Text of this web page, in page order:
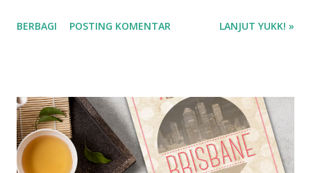
BERBAGI POSTING KOMENTAR LANJUT YUKK! »